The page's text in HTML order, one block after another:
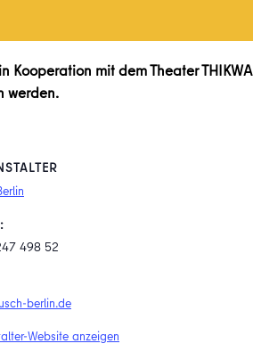
Kooperation mit dem Theater THIKWA
werden.
498 52
berlin.de
Website anzeigen